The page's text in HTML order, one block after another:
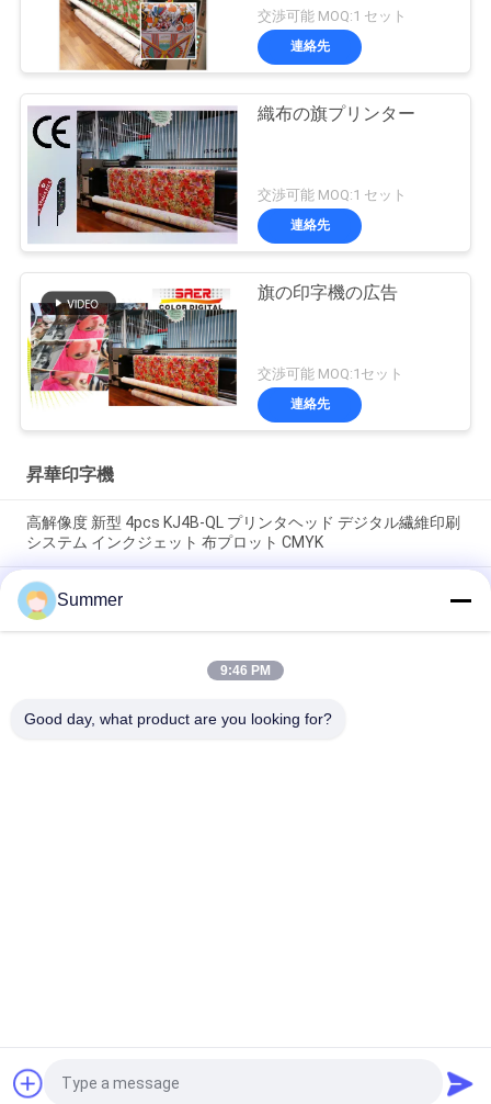
れます
交渉可能 MOQ:1 セット
連絡先
織布の旗プリンター
交渉可能 MOQ:1 セット
連絡先
旗の印字機の広告
交渉可能 MOQ:1セット
連絡先
昇華印字機
高解像度 新型 4pcs KJ4B-QL プリンタヘッド デジタル繊維印刷
システム インクジェット 布プロット CMYK
新しいモデル インクジェット繊維プリンター 遠赤外線ヒーター
オールインワンマシン ピンメント&サブライメーションインク
付き布印刷システム
デジタルメーカー 工場価格 織物印刷システム 大型 I3200A1 高
Summer
9:46 PM
Good day, what product are you looking for?